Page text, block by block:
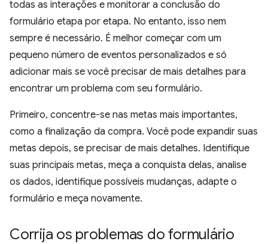
todas as interações e monitorar a conclusão do
formulário etapa por etapa. No entanto, isso nem
sempre é necessário. É melhor começar com um
pequeno número de eventos personalizados e só
adicionar mais se você precisar de mais detalhes para
encontrar um problema com seu formulário.
Primeiro, concentre-se nas metas mais importantes,
como a finalização da compra. Você pode expandir suas
metas depois, se precisar de mais detalhes. Identifique
suas principais metas, meça a conquista delas, analise
os dados, identifique possíveis mudanças, adapte o
formulário e meça novamente.
Corrija os problemas do formulário